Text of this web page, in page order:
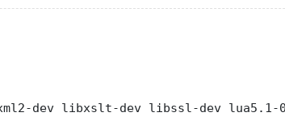
dev libxslt-dev libssl-dev lua5.1-